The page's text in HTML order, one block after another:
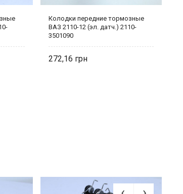
Колодки передние тормозные
ВАЗ 2110-12 (эл. датч.) 2110-
3501090
272,16